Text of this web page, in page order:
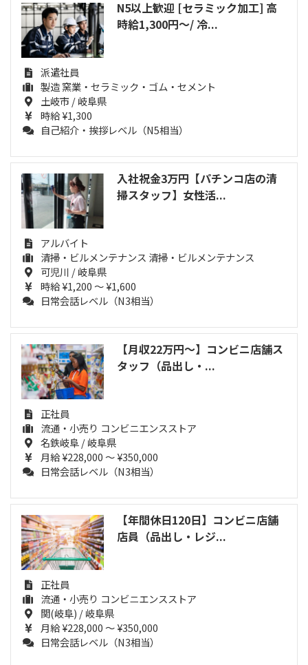
N5以上歓迎 [セラミック加工] 高
時給1,300円～/ 冷...
派遣社員
製造 窯業・セラミック・ゴム・セメント
土岐市 / 岐阜県
時給 ¥1,300
自己紹介・挨拶レベル（N5相当）
入社祝金3万円【パチンコ店の清
掃スタッフ】女性活...
アルバイト
清掃・ビルメンテナンス 清掃・ビルメンテナンス
可児川 / 岐阜県
時給 ¥1,200 ～ ¥1,600
日常会話レベル（N3相当）
【月収22万円～】コンビニ店舗ス
タッフ（品出し・...
正社員
流通・小売り コンビニエンスストア
名鉄岐阜 / 岐阜県
月給 ¥228,000 ～ ¥350,000
日常会話レベル（N3相当）
【年間休日120日】コンビニ店舗
店員（品出し・レジ...
正社員
流通・小売り コンビニエンスストア
関(岐阜) / 岐阜県
月給 ¥228,000 ～ ¥350,000
日常会話レベル（N3相当）